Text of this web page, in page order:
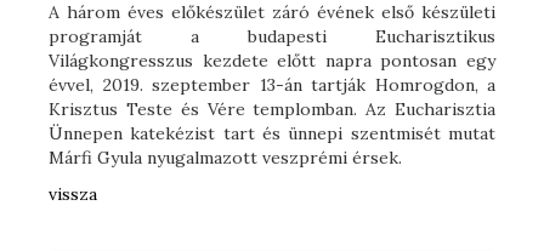
A három éves előkészület záró évének első készületi
programját a budapesti Eucharisztikus
Világkongresszus kezdete előtt napra pontosan egy
évvel, 2019. szeptember 13-án tartják Homrogdon, a
Krisztus Teste és Vére templomban. Az Eucharisztia
Ünnepen katekézist tart és ünnepi szentmisét mutat
Márfi Gyula nyugalmazott veszprémi érsek.
vissza